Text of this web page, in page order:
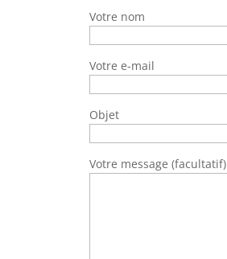
Votre nom
Votre e-mail
Objet
Votre message (facultatif)